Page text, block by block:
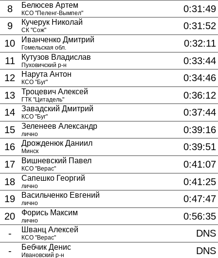
Белюсев Артем
КСО "Пеленг-Вымпел" 0:31:49
8
Кучерук Николай
СК "Сож" 0:31:52
9
Иванченко Дмитрий
Гомельская обл. 0:32:11
10
Кутузов Владислав
Пуховичский р-н 0:33:44
11
Нарута Антон
КСО "Буг" 0:34:46
12
Троцевич Алексей
ГТК "Цитадель" 0:36:12
13
Завадский Дмитрий
КСО "Буг" 0:37:44
14
Зеленеев Александр
лично 0:39:16
15
Дрожденюк Даниил
Минск 0:39:51
16
Вишневский Павел
КСО "Верас" 0:41:07
17
Сапешко Георгий
лично 0:41:25
18
Васильченко Евгений
лично 0:47:47
19
Форись Максим
лично 0:56:35
20
Шванц Алексей
КСО "Верас" DNS
-
Бебчик Денис
Ивановский р-н DNS
-